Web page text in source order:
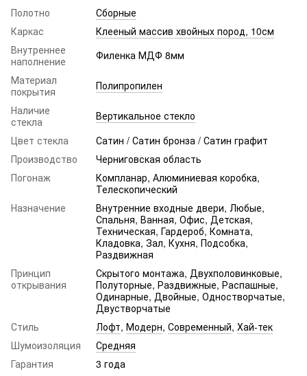
Полотно
Сборные
Каркас
Клееный массив хвойных пород, 10см
Внутреннее
наполнение
Филенка МДФ 8мм
Материал
покрытия
Полипропилен
Наличие
стекла
Вертикальное стекло
Цвет стекла
Сатин / Сатин бронза / Сатин графит
Производство
Черниговская область
Погонаж
Компланар, Алюминиевая коробка,
Телескопический
Назначение
Внутренние входные двери, Любые,
Спальня, Ванная, Офис, Детская,
Техническая, Гардероб, Комната,
Кладовка, Зал, Кухня, Подсобка,
Раздвижная
Принцип
открывания
Скрытого монтажа, Двухполовинковые,
Полуторные, Раздвижные, Распашные,
Одинарные, Двойные, Одностворчатые,
Двустворчатые
Стиль
Лофт, Модерн, Современный, Хай-тек
Шумоизоляция
Средняя
Гарантия
3 года